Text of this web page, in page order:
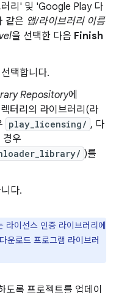
리' 및 'Google Play 다
같은 앱/라이브러리 이름
을 선택한 다음 Finish
택합니다.
Repository에
터리의 라이브러리(라
play_licensing/ , 다
경우
)를
다.
라이선스 인증 라이브러리에
운로드 프로그램 라이브러
록 프로젝트를 업데이